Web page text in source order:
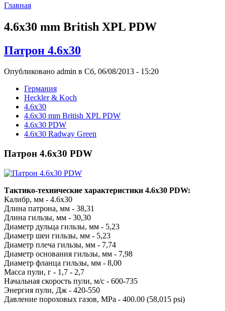
Главная
4.6x30 mm British XPL PDW
Патрон 4.6x30
Опубликовано admin в Сб, 06/08/2013 - 15:20
Германия
Heckler & Koch
4.6x30
4.6x30 mm British XPL PDW
4.6x30 PDW
4.6x30 Radway Green
Патрон 4.6x30 PDW
Тактико-технические характеристики 4.6x30 PDW:
Калибр, мм - 4.6x30
Длина патрона, мм - 38,31
Длина гильзы, мм - 30,30
Диаметр дульца гильзы, мм - 5,23
Диаметр шеи гильзы, мм - 5,23
Диаметр плеча гильзы, мм - 7,74
Диаметр основания гильзы, мм - 7,98
Диаметр фланца гильзы, мм - 8,00
Масса пули, г - 1,7 - 2,7
Начальная скорость пули, м/с - 600-735
Энергия пули, Дж - 420-550
Давление пороховых газов, MPa - 400.00 (58,015 psi)